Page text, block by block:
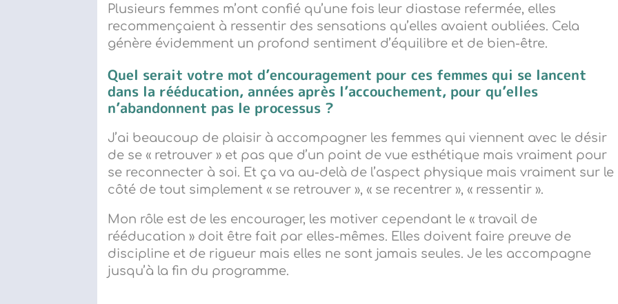
Plusieurs femmes m’ont confié qu’une fois leur diastase refermée, elles
recommençaient à ressentir des sensations qu’elles avaient oubliées. Cela
génère évidemment un profond sentiment d’équilibre et de bien-être.
Quel serait votre mot d’encouragement pour ces femmes qui se lancent
dans la rééducation, années après l’accouchement, pour qu’elles
n’abandonnent pas le processus ?
J’ai beaucoup de plaisir à accompagner les femmes qui viennent avec le désir
de se « retrouver » et pas que d’un point de vue esthétique mais vraiment pour
se reconnecter à soi. Et ça va au-delà de l’aspect physique mais vraiment sur le
côté de tout simplement « se retrouver », « se recentrer », « ressentir ».
Mon rôle est de les encourager, les motiver cependant le « travail de
rééducation » doit être fait par elles-mêmes. Elles doivent faire preuve de
discipline et de rigueur mais elles ne sont jamais seules. Je les accompagne
jusqu’à la fin du programme.